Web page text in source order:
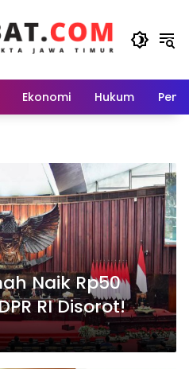
Ekonomi Hukum
Naik Rp50
RI Disorot!